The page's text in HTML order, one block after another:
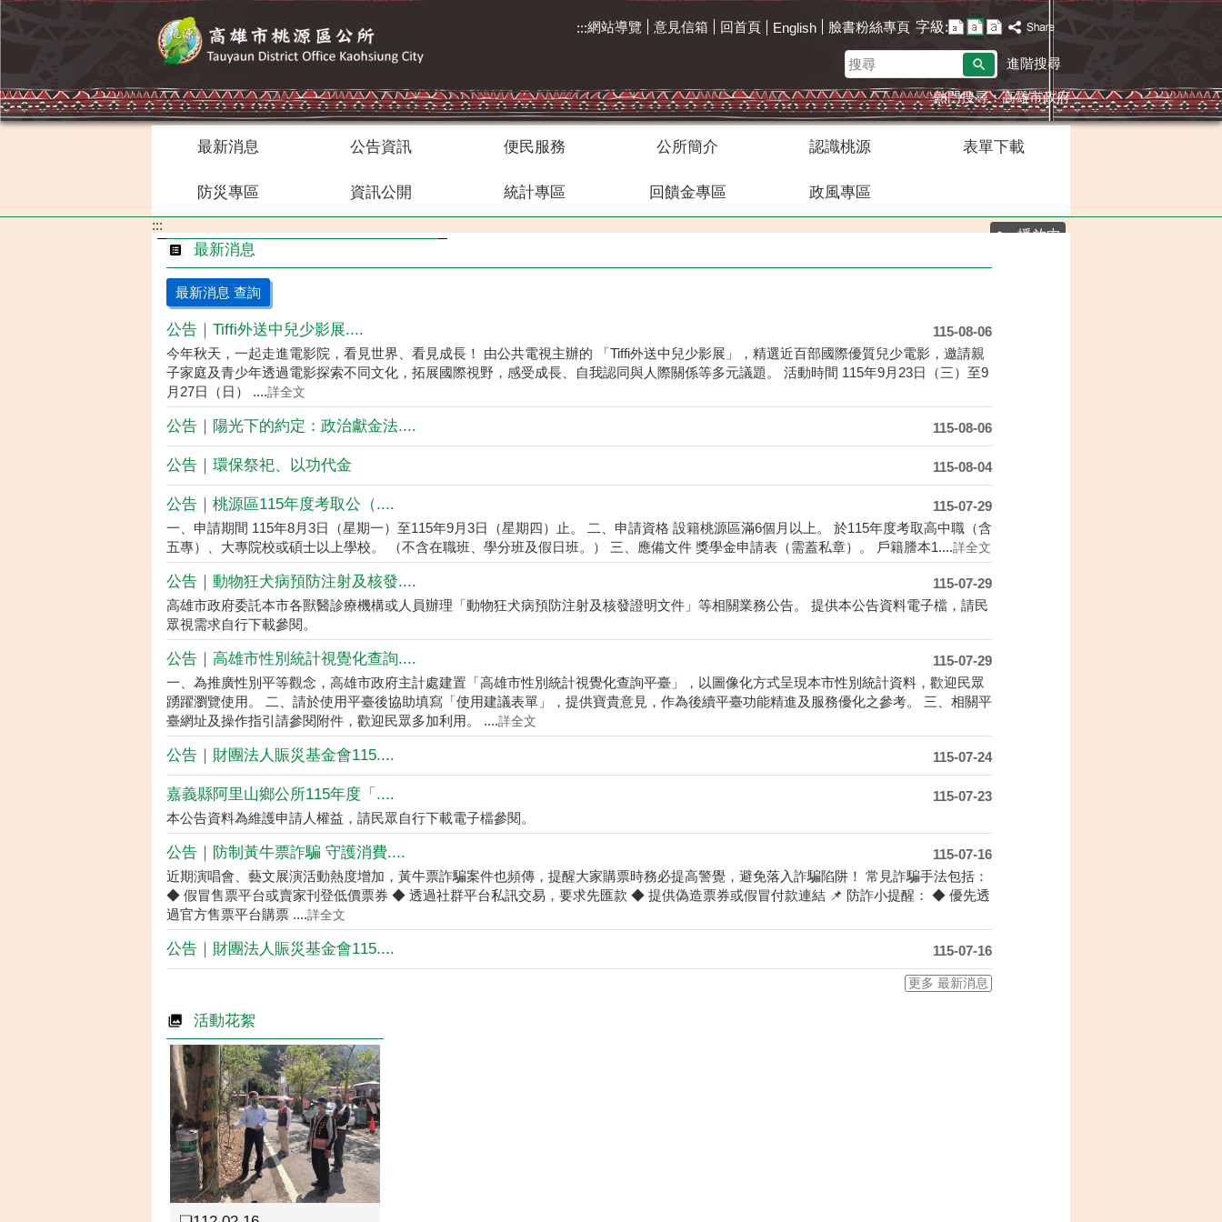
:::網站導覽 意見信箱 回首頁 English 臉書粉絲專頁 字級:
搜
尋
進階搜尋
熱門搜尋：高雄市政府
最新消息 公告資訊 便民服務 公所簡介 認識桃源 表單下載
防災專區 資訊公開 統計專區 回饋金專區 政風專區
播放中
:::
最新消息
最新消息 查詢
115-08-06
公告｜Tiffi外送中兒少影展....
今年秋天，一起走進電影院，看見世界、看見成長！ 由公共電視主辦的 「Tiffi外送中兒少影展」，精選近百部國際優質兒少電影，邀請親
子家庭及青少年透過電影探索不同文化，拓展國際視野，感受成長、自我認同與人際關係等多元議題。 活動時間 115年9月23日（三）至9
月27日（日） ....詳全文
115-08-06
公告｜陽光下的約定：政治獻金法....
115-08-04
公告｜環保祭祀、以功代金
115-07-29
公告｜桃源區115年度考取公（....
一、申請期間 115年8月3日（星期一）至115年9月3日（星期四）止。 二、申請資格 設籍桃源區滿6個月以上。 於115年度考取高中職（含
五專）、大專院校或碩士以上學校。 （不含在職班、學分班及假日班。） 三、應備文件 獎學金申請表（需蓋私章）。 戶籍謄本1....詳全文
115-07-29
公告｜動物狂犬病預防注射及核發....
高雄市政府委託本市各獸醫診療機構或人員辦理「動物狂犬病預防注射及核發證明文件」等相關業務公告。 提供本公告資料電子檔，請民
眾視需求自行下載參閱。
115-07-29
公告｜高雄市性別統計視覺化查詢....
一、為推廣性別平等觀念，高雄市政府主計處建置「高雄市性別統計視覺化查詢平臺」，以圖像化方式呈現本市性別統計資料，歡迎民眾
踴躍瀏覽使用。 二、請於使用平臺後協助填寫「使用建議表單」，提供寶貴意見，作為後續平臺功能精進及服務優化之參考。 三、相關平
臺網址及操作指引請參閱附件，歡迎民眾多加利用。 ....詳全文
115-07-24
公告｜財團法人賑災基金會115....
115-07-23
嘉義縣阿里山鄉公所115年度「....
本公告資料為維護申請人權益，請民眾自行下載電子檔參閱。
115-07-16
公告｜防制黃牛票詐騙 守護消費....
近期演唱會、藝文展演活動熱度增加，黃牛票詐騙案件也頻傳，提醒大家購票時務必提高警覺，避免落入詐騙陷阱！ 常見詐騙手法包括：
◆ 假冒售票平台或賣家刊登低價票券 ◆ 透過社群平台私訊交易，要求先匯款 ◆ 提供偽造票券或假冒付款連結 📌 防詐小提醒： ◆ 優先透
過官方售票平台購票 ....詳全文
115-07-16
公告｜財團法人賑災基金會115....
更多 最新消息
活動花絮